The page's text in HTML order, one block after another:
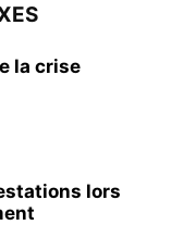
la crise
lors